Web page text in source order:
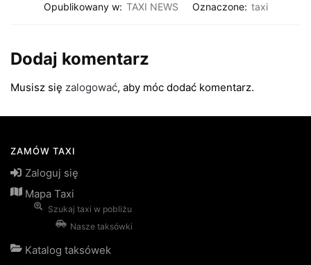
Opublikowany w: TAXI NEWS Oznaczone: taxi
Dodaj komentarz
Musisz się zalogować, aby móc dodać komentarz.
ZAMÓW TAXI
Zaloguj się
Mapa Taxi
Szukaj taxi w pobliżu
Nasze taksówki
Katalog taksówek